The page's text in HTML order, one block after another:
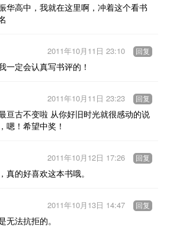
华高中，我就在这里啊，冲着这个看书
定会认真写书评的！
2011年10月11日 23:10 回复
亘古不变啦 从你好旧时光就很感动的说
嗯！希望中奖！
2011年10月11日 23:23 回复
真的好喜欢这本书哦。
2011年10月12日 17:26 回复
无法抗拒的。
2011年10月13日 14:47 回复